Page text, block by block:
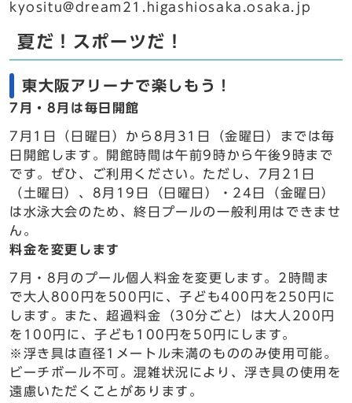
kyositu@dream21.higashiosaka.osaka.jp
夏だ！スポーツだ！
東大阪アリーナで楽しもう！
7月・8月は毎日開館
7月1日（日曜日）から8月31日（金曜日）までは毎
日開館します。開館時間は午前9時から午後9時まで
です。ぜひ、ご利用ください。ただし、7月21日
（土曜日）、8月19日（日曜日）・24日（金曜日）
は水泳大会のため、終日プールの一般利用はできませ
ん。
料金を変更します
7月・8月のプール個人料金を変更します。2時間ま
で大人800円を500円に、子ども400円を250円に
します。また、超過料金（30分ごと）は大人200円
を100円に、子ども100円を50円にします。
※浮き具は直径1メートル未満のもののみ使用可能。
ビーチボール不可。混雑状況により、浮き具の使用を
遠慮いただくことがあります。